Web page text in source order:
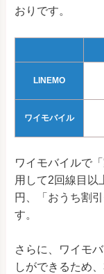
おりです。
LINEMO
ワイモバイル
ワイモバイルで
用して2回線目以
円、「おうち割
す。
さらに、ワイモ
しができるため